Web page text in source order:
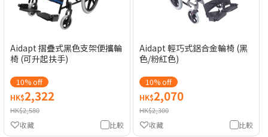
Aidapt 摺疊式黑色支架便攜輪
椅 (可升起扶手)
10% off
HK$2,322
HK$2,580
比較
收藏
Aidapt 輕巧式鋁合金輪椅 (黑
色/粉紅色)
10% off
HK$2,070
HK$2,300
比較
收藏